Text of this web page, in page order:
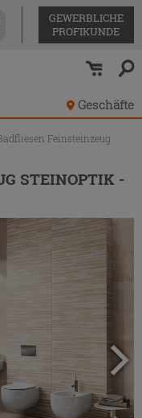
GEWERBLICHE
PROFIKUNDE
Geschäfte
Feinsteinzeug
STEINOPTIK -